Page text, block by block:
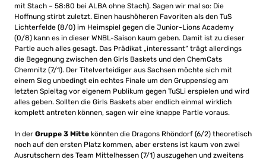
mit Stach – 58:80 bei ALBA ohne Stach). Sagen wir mal so: Die
Hoffnung stirbt zuletzt. Einen haushöheren Favoriten als den TuS
Lichterfelde (8/0) im Heimspiel gegen die Junior-Lions Academy
(0/8) kann es in dieser WNBL-Saison kaum geben. Damit ist zu dieser
Partie auch alles gesagt. Das Prädikat „interessant“ trägt allerdings
die Begegnung zwischen den Girls Baskets und den ChemCats
Chemnitz (7/1). Der Titelverteidiger aus Sachsen möchte sich mit
einem Sieg unbedingt ein echtes Finale um den Gruppensieg am
letzten Spieltag vor eigenem Publikum gegen TuSLi erspielen und wird
alles geben. Sollten die Girls Baskets aber endlich einmal wirklich
komplett antreten können, sagen wir eine knappe Partie voraus.
In der Gruppe 3 Mitte könnten die Dragons Rhöndorf (6/2) theoretisch
noch auf den ersten Platz kommen, aber erstens ist kaum von zwei
Ausrutschern des Team Mittelhessen (7/1) auszugehen und zweitens